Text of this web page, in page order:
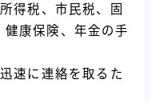
得税、市民税、固
康保険、年金の手
速に連絡を取るた